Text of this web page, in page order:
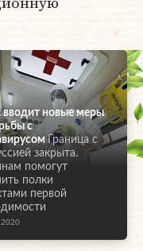
вводит новые меры
с
Граница с
закрыта.
помогут
полки
первой
2020